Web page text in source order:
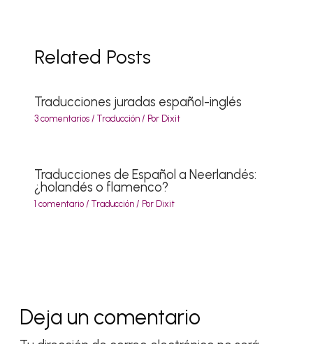
Related Posts
Traducciones juradas español-inglés
3 comentarios / Traducción/ Por Dixit
Traducciones de Español a Neerlandés:
¿holandés o flamenco?
1 comentario / Traducción/ Por Dixit
Deja un comentario